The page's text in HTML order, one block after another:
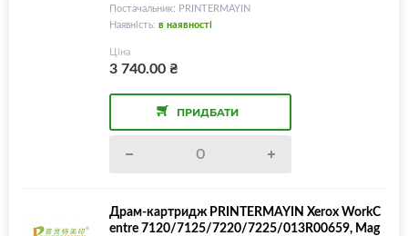
Постачальник: PRINTERMAYIN
Наявність: в наявності
Ціна
3 740.00₴
ПРИДБАТИ
Драм-картридж PRINTERMAYIN Xerox WorkC
entre 7120/7125/7220/7225/013R00659, Mag